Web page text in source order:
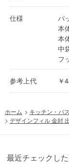
仕様
パ
本
本
中
フ
参考上代 ￥
ホーム > キッチン・バ
> デザインフィル 金封
最近チェックし